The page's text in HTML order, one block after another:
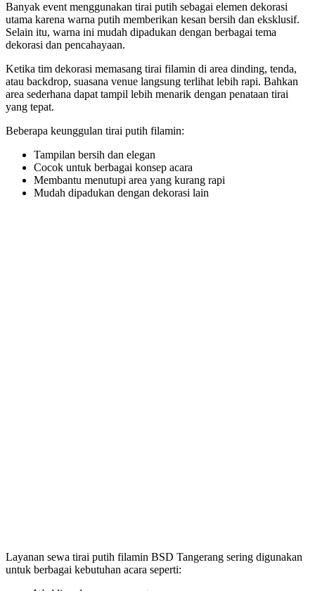
Banyak event menggunakan tirai putih sebagai elemen dekorasi
utama karena warna putih memberikan kesan bersih dan eksklusif.
Selain itu, warna ini mudah dipadukan dengan berbagai tema
dekorasi dan pencahayaan.
Ketika tim dekorasi memasang tirai filamin di area dinding, tenda,
atau backdrop, suasana venue langsung terlihat lebih rapi. Bahkan
area sederhana dapat tampil lebih menarik dengan penataan tirai
yang tepat.
Beberapa keunggulan tirai putih filamin:
Tampilan bersih dan elegan
Cocok untuk berbagai konsep acara
Membantu menutupi area yang kurang rapi
Mudah dipadukan dengan dekorasi lain
Layanan sewa tirai putih filamin BSD Tangerang sering digunakan
untuk berbagai kebutuhan acara seperti: